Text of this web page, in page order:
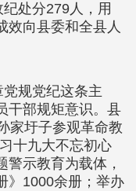
处分279人，用
效向县委和全县人
党规党纪这条主
干部规矩意识。县
家圩子参观革命教
十九大不忘初心
警示教育为载体，
》1000余册；举办